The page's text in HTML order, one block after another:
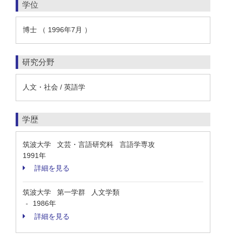
学位
博士 （ 1996年7月 ）
研究分野
人文・社会 / 英語学
学歴
筑波大学 文芸・言語研究科 言語学専攻
1991年
詳細を見る
筑波大学 第一学群 人文学類
-
1986年
詳細を見る